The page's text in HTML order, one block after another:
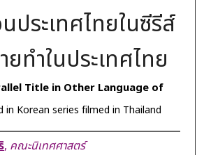
ประเทศไทยในซีรีส์
ยทำในประเทศไทย
Title in Other Language of
Korean series filmed in Thailand
, คณะนิเทศศาสตร์